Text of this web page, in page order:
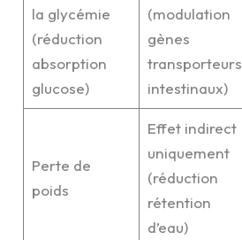
la glycémie
(réduction
absorption
glucose)
(modulation
gènes
transporteurs
intestinaux)
Perte de
poids
Effet indirect
uniquement
(réduction
rétention
d’eau)